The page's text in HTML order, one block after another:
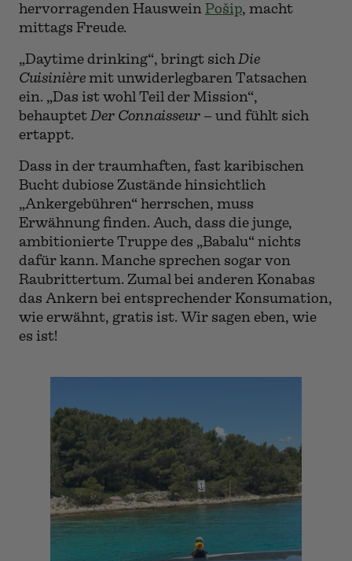
hervorragenden Hauswein Pošip, macht
mittags Freude.
„Daytime drinking“, bringt sichDie
Cuisinière mit unwiderlegbaren Tatsachen
ein. „Das ist wohl Teil der Mission“,
behauptetDer Connaisseur – und fühlt sich
ertappt.
Dass in der traumhaften, fast karibischen
Bucht dubiose Zustände hinsichtlich
„Ankergebühren“ herrschen, muss
Erwähnung finden. Auch, dass die junge,
ambitionierte Truppe des „Babalu“ nichts
dafür kann. Manche sprechen sogar von
Raubrittertum. Zumal bei anderen Konabas
das Ankern bei entsprechender Konsumation,
wie erwähnt, gratis ist. Wir sagen eben, wie
es ist!